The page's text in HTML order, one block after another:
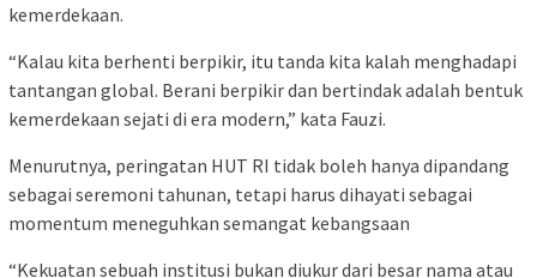
kemerdekaan.
“Kalau kita berhenti berpikir, itu tanda kita kalah menghadapi
tantangan global. Berani berpikir dan bertindak adalah bentuk
kemerdekaan sejati di era modern,” kata Fauzi.
Menurutnya, peringatan HUT RI tidak boleh hanya dipandang
sebagai seremoni tahunan, tetapi harus dihayati sebagai
momentum meneguhkan semangat kebangsaan
“Kekuatan sebuah institusi bukan diukur dari besar nama atau